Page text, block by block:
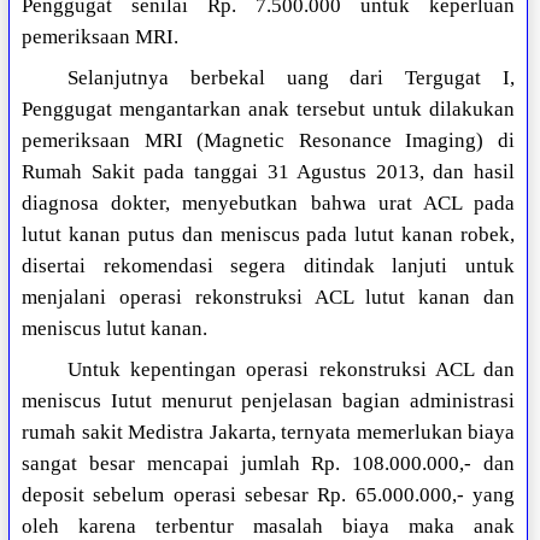
Penggugat senilai Rp. 7.500.000 untuk keperluan
pemeriksaan MRI.
Selanjutnya berbekal uang dari Tergugat I,
Penggugat mengantarkan anak tersebut untuk dilakukan
pemeriksaan MRI (Magnetic Resonance Imaging) di
Rumah Sakit pada tanggai 31 Agustus 2013, dan hasil
diagnosa dokter, menyebutkan bahwa urat ACL pada
lutut kanan putus dan meniscus pada lutut kanan robek,
disertai rekomendasi segera ditindak lanjuti untuk
menjalani operasi rekonstruksi ACL lutut kanan dan
meniscus lutut kanan.
Untuk kepentingan operasi rekonstruksi ACL dan
meniscus Iutut menurut penjelasan bagian administrasi
rumah sakit Medistra Jakarta, ternyata memerlukan biaya
sangat besar mencapai jumlah Rp. 108.000.000,- dan
deposit sebelum operasi sebesar Rp. 65.000.000,- yang
oleh karena terbentur masalah biaya maka anak